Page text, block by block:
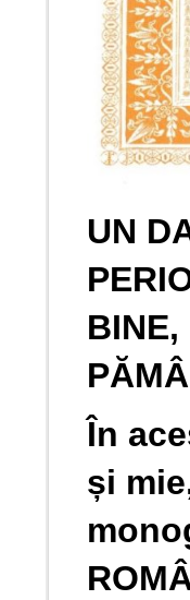
UN
BINE,
În
și